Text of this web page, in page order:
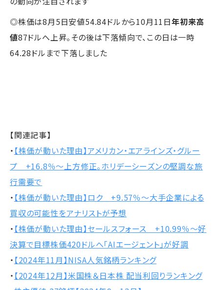
◎株価は8月5日安値54.84ドルから10月11日年初来高
値87ドルへ上昇。その後は下落傾向で、この日は一時
64.28ドルまで下落しました
【関連記事】
・ 【株価が動いた理由】アメリカン・エアラインズ・グルー
プ +16.8％～上方修正。ホリデーシーズンの堅調な旅
行需要で
・ 【株価が動いた理由】ロク +9.57％～大手企業による
買収の可能性をアナリストが予想
・ 【株価が動いた理由】セールスフォース +10.99％～好
決算で目標株価420ドルへ「AIエージェント」が好調
・ 【2024年11月】NISA人気銘柄ランキング
・ 【2024年12月】米国株＆日本株 配当利回りランキング